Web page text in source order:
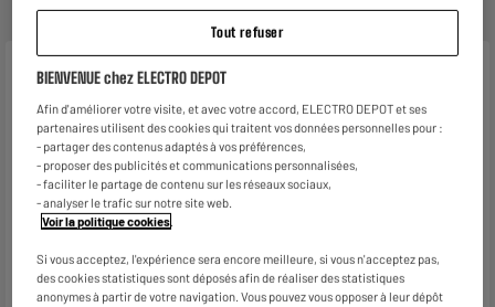
Caractéristiques
Marque COSYLIFE
Puissance (W) 2 200W
Surface de cuisson (largeur en
cm)
Surface de cuisson (longueur
en cm)
25cm
Tout refuser
BIENVENUE chez ELECTRO DEPOT
Afin d'améliorer votre visite, et avec votre accord, ELECTRO DEPOT et ses
partenaires utilisent des cookies qui traitent vos données personnelles pour :
- partager des contenus adaptés à vos préférences,
- proposer des publicités et communications personnalisées,
- faciliter le partage de contenu sur les réseaux sociaux,
- analyser le trafic sur notre site web.
Voir la politique cookies.
Si vous acceptez, l'expérience sera encore meilleure, si vous n'acceptez pas,
des cookies statistiques sont déposés afin de réaliser des statistiques
anonymes à partir de votre navigation. Vous pouvez vous opposer à leur dépôt